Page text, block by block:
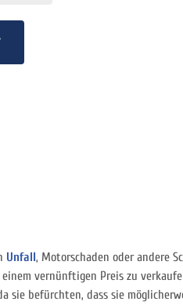
Unfall, Motorschaden oder andere
vernünftigen Preis zu
sie befürchten, dass sie